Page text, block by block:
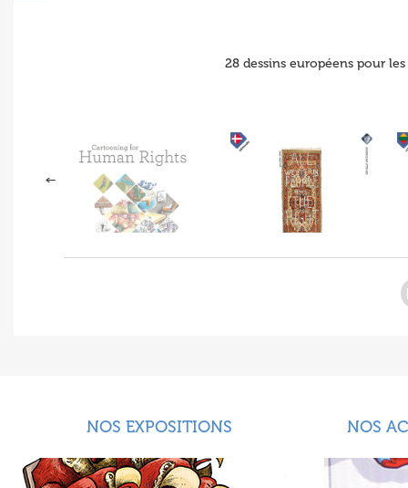
28 dessins européens pour
NOS EXPOSITIONS NOS